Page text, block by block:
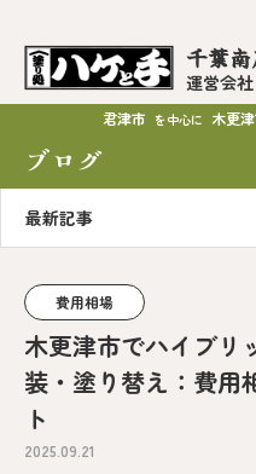
千葉
運営会
君津市 を中心に 木更
ブログ
最新記事
費用相場
木更津市でハイブリ
装・塗り替え：費用
ト
2025.09.21